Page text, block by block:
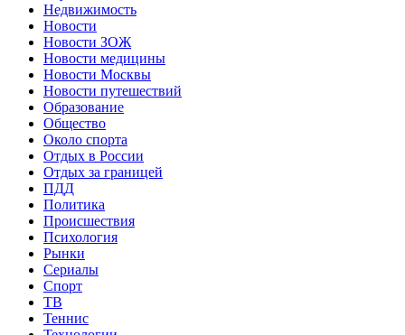
Недвижимость
Новости
Новости ЗОЖ
Новости медицины
Новости Москвы
Новости путешествий
Образование
Общество
Около спорта
Отдых в России
Отдых за границей
ПДД
Политика
Происшествия
Психология
Рынки
Сериалы
Спорт
ТВ
Теннис